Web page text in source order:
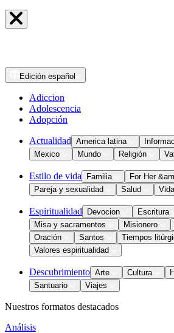
Edición español
Adiccion
Adolescencia
Adopción
Actualidad America latina
Mexico
Mundo Religión
Estilo de vida Familia
For Her
Pareja y sexualidad
Salud
Espiritualidad Devocion
Escritura
Misa y sacramentos
Misionero
Oración
Santos
Tiempos
Valores espiritualidad
Descubrimiento Arte Cultura
Santuario
Viajes
Nuestros formatos destacados
Análisis